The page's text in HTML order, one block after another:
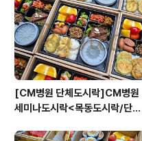
[CM병원 단체도시락]CM병원
세미나도시락<목동도시락/단체
닉>